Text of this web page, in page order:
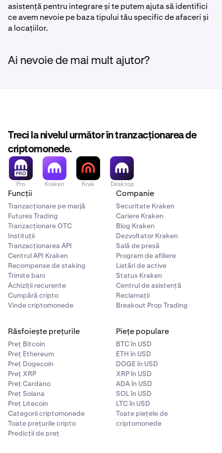
asistență pentru integrare și te putem ajuta să identifici
ce avem nevoie pe baza tipului tău specific de afaceri și
a locațiilor.
Ai nevoie de mai mult ajutor?
Treci la nivelul următor în tranzacționarea de
criptomonede.
Pro Kraken Krak Desktop
Funcții
Tranzacționare pe marjă
Futures Trading
Tranzacționare OTC
Instituții
Tranzacționarea API
Centrul API Kraken
Recompense de staking
Trimite bani
Achiziții recurente
Cumpără cripto
Vinde criptomonede
Companie
Securitate Kraken
Cariere Kraken
Blog Kraken
Dezvoltator Kraken
Sală de presă
Program de afiliere
Listări de active
Status Kraken
Centrul de asistență
Reclamații
Breakout Prop Trading
Răsfoiește prețurile
Preț Bitcoin
Preț Ethereum
Preț Dogecoin
Preț XRP
Preț Cardano
Preț Solana
Preț Litecoin
Categorii criptomonede
Toate prețurile cripto
Predicții de preț
Piețe populare
BTC în USD
ETH în USD
DOGE în USD
XRP în USD
ADA în USD
SOL în USD
LTC în USD
Toate piețele de
criptomonede